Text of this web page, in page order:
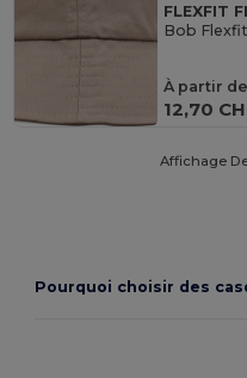
FLEXFIT
Bob
À partir
12,70
Affichage
Pourquoi choisir des